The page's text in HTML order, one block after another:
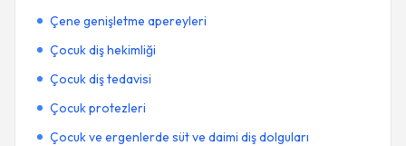
Çene genişletme apereyleri
Çocuk diş hekimliği
Çocuk diş tedavisi
Çocuk protezleri
Çocuk ve ergenlerde süt ve daimi diş dolguları